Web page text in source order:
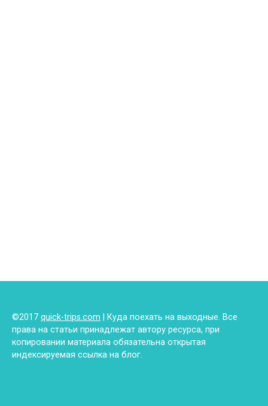
©2017 quick-trips.com | Куда поехать на выходные. Все
права на статьи принадлежат автору ресурса, при
копировании материала обязательна открытая
индексируемая ссылка на блог.